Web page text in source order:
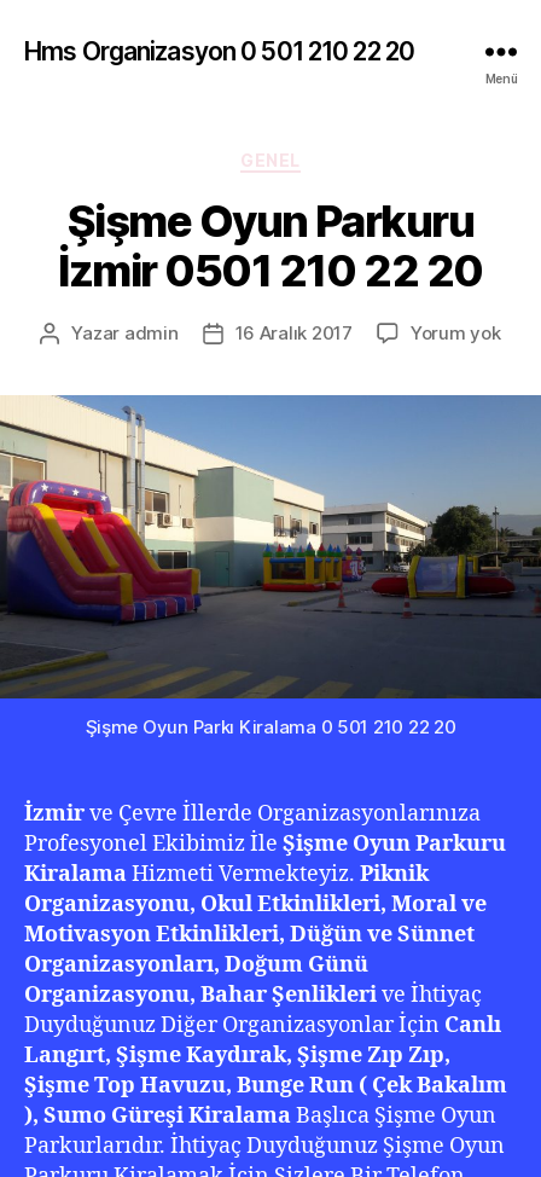
Hms Organizasyon 0 501 210 22 20
Menü
Kategoriler
GENEL
Şişme Oyun Parkuru
İzmir 0501 210 22 20
Yazının
Yazar admin
Yazı16 Aralık 2017 Yorum yok
20
Şişme Oyun Parkı Kiralama 0 501 210 22 20
İzmirve Çevre İllerde Organizasyonlarınıza
Profesyonel Ekibimiz İle Şişme Oyun Parkuru
KiralamaHizmeti Vermekteyiz. Piknik
Organizasyonu, Okul Etkinlikleri, Moral ve
Motivasyon Etkinlikleri, Düğün ve Sünnet
Organizasyonları, Doğum Günü
Organizasyonu, Bahar Şenliklerive İhtiyaç
Duyduğunuz Diğer Organizasyonlar İçin Canlı
Langırt, Şişme Kaydırak, Şişme Zıp Zıp,
Şişme Top Havuzu, Bunge Run ( Çek Bakalım
), Sumo Güreşi KiralamaBaşlıca Şişme Oyun
Parkurlarıdır. İhtiyaç Duyduğunuz Şişme Oyun